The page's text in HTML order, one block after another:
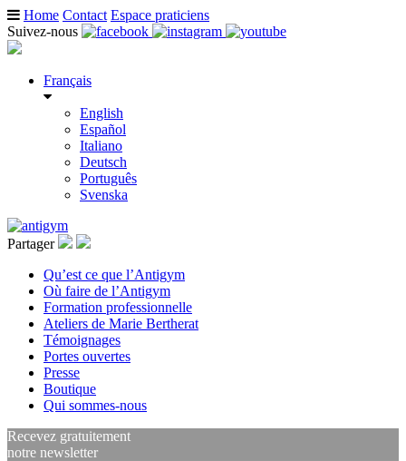
Home Contact Espace praticiens
Suivez-nous
Français
English
Español
Italiano
Deutsch
Português
Svenska
Partager
Qu’est ce que l’Antigym
Où faire de l’Antigym
Formation professionnelle
Ateliers de Marie Bertherat
Témoignages
Portes ouvertes
Presse
Boutique
Qui sommes-nous
Recevez gratuitement
notre newsletter